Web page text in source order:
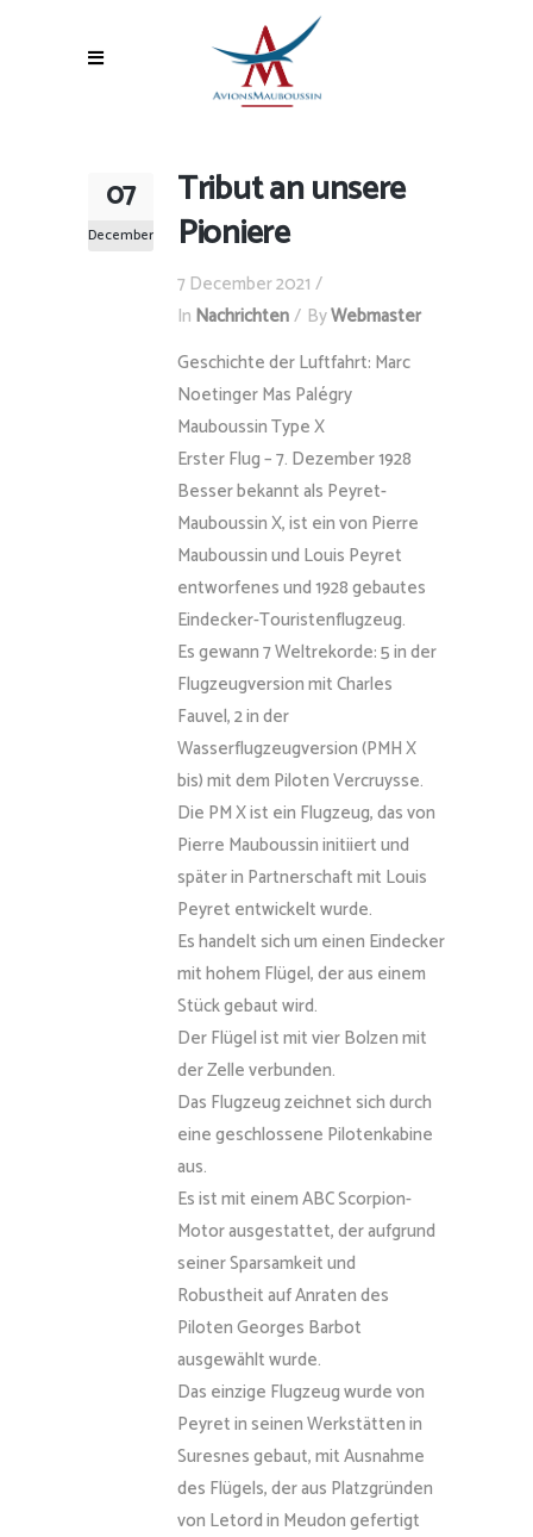
07
December
Tribut an unsere
Pioniere
7 December 2021
In Nachrichten ByWebmaster
Geschichte der Luftfahrt: Marc
Noetinger Mas Palégry
Mauboussin Type X
Erster Flug – 7. Dezember 1928
Besser bekannt als Peyret-
Mauboussin X, ist ein von Pierre
Mauboussin und Louis Peyret
entworfenes und 1928 gebautes
Eindecker-Touristenflugzeug.
Es gewann 7 Weltrekorde: 5 in der
Flugzeugversion mit Charles
Fauvel, 2 in der
Wasserflugzeugversion (PMH X
bis) mit dem Piloten Vercruysse.
Die PM X ist ein Flugzeug, das von
Pierre Mauboussin initiiert und
später in Partnerschaft mit Louis
Peyret entwickelt wurde.
Es handelt sich um einen Eindecker
mit hohem Flügel, der aus einem
Stück gebaut wird.
Der Flügel ist mit vier Bolzen mit
der Zelle verbunden.
Das Flugzeug zeichnet sich durch
eine geschlossene Pilotenkabine
aus.
Es ist mit einem ABC Scorpion-
Motor ausgestattet, der aufgrund
seiner Sparsamkeit und
Robustheit auf Anraten des
Piloten Georges Barbot
ausgewählt wurde.
Das einzige Flugzeug wurde von
Peyret in seinen Werkstätten in
Suresnes gebaut, mit Ausnahme
des Flügels, der aus Platzgründen
von Letord in Meudon gefertigt